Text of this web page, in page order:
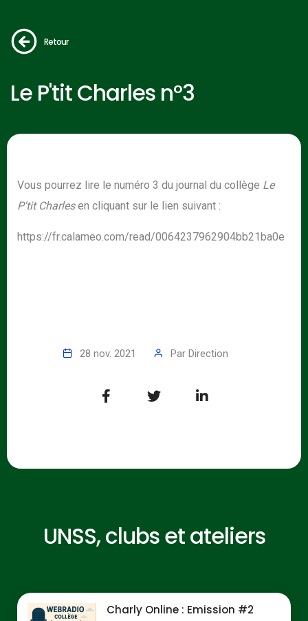
Retour
Le P'tit Charles n°3
Vous pourrez lire le numéro 3 du journal du collège Le
P'tit Charlesen cliquant sur le lien suivant :
https://fr.calameo.com/read/0064237962904bb21ba0e
28 nov. 2021 Par Direction
UNSS, clubs et ateliers
Charly Online : Emission #2